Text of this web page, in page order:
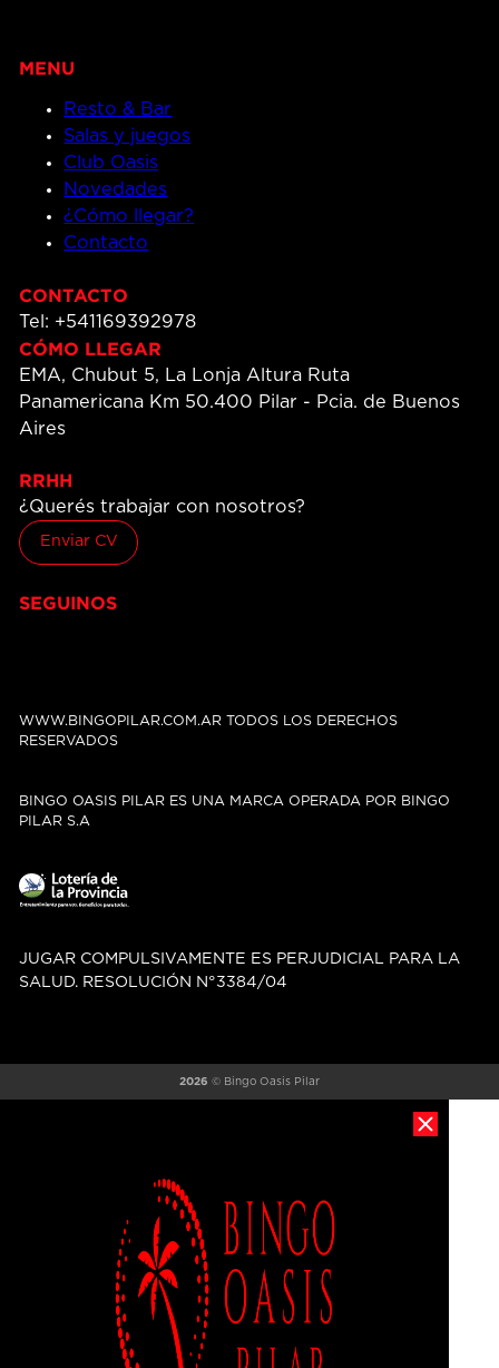
Resto & Bar
Salas y juegos
Club Oasis
Novedades
¿Cómo llegar?
Contacto
CONTACTO
Tel: +541169392978
CÓMO LLEGAR
EMA, Chubut 5, La Lonja Altura Ruta
Panamericana Km 50.400 Pilar - Pcia. de Buenos
Aires
RRHH
¿Querés trabajar con nosotros?
Enviar CV
SEGUINOS
WWW.BINGOPILAR.COM.AR TODOS LOS DERECHOS
RESERVADOS
BINGO OASIS PILAR ES UNA MARCA OPERADA POR BINGO
PILAR S.A
JUGAR COMPULSIVAMENTE ES PERJUDICIAL PARA LA
SALUD. RESOLUCIÓN N°3384/04
2026 © Bingo Oasis Pilar